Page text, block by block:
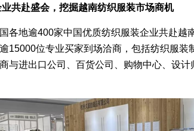
共赴盛会，挖掘越南纺织服装市场商机
各地逾400家中国优质纺织服装企业共赴
15000位专业买家到场洽商，包括纺织服
与进出口公司、百货公司、购物中心、设